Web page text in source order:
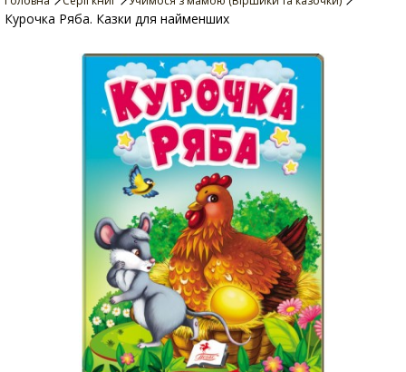
Курочка Ряба. Казки для найменших